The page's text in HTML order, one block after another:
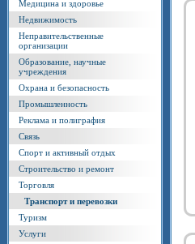
Медицина и здоровье
Недвижимость
Неправительственные
организации
Образование, научные
учреждения
Охрана и безопасность
Промышленность
Реклама и полиграфия
Связь
Спорт и активный отдых
Строительство и ремонт
Торговля
Транспорт и перевозки
Туризм
Услуги